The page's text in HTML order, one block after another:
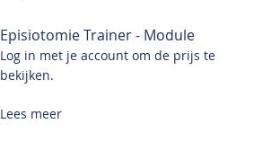
Episiotomie Trainer - Module
Log in met je account om de prijs te
bekijken.
Lees meer